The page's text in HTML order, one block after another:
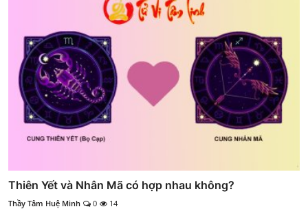
Thiên Yết và Nhân Mã có hợp nhau không?
Thầy Tâm Huệ Minh 0 14